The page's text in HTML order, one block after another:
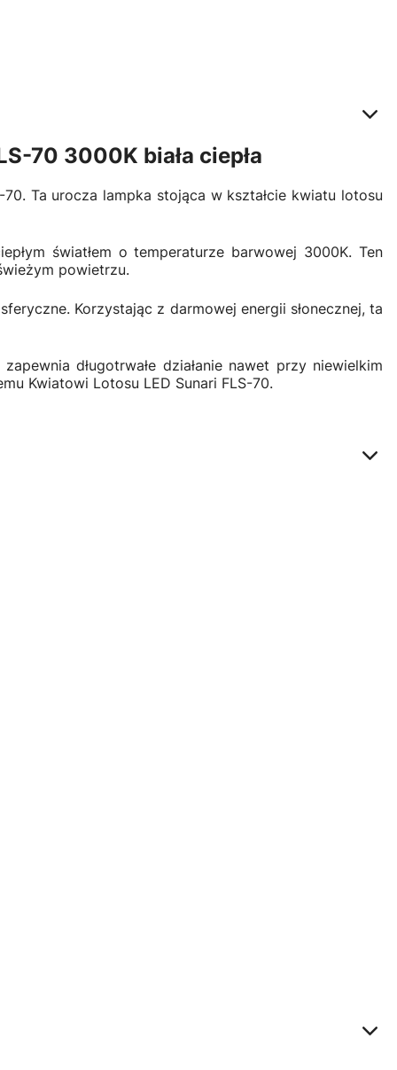
70 3000K biała ciepła
Ta urocza lampka stojąca w kształcie kwiatu lotosu
światłem o temperaturze barwowej 3000K. Ten
powietrzu.
Korzystając z darmowej energii słonecznej, ta
długotrwałe działanie nawet przy niewielkim
Kwiatowi Lotosu LED Sunari FLS-70.